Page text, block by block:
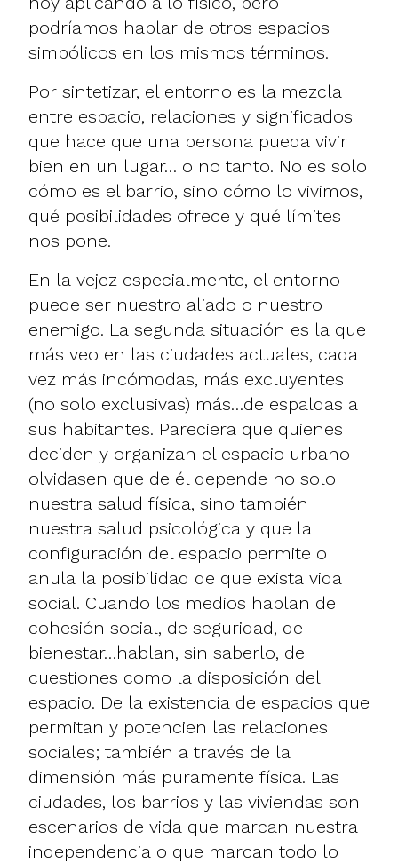
podríamos hablar de otros espacios
simbólicos en los mismos términos.
Por sintetizar, el entorno es la mezcla
entre espacio, relaciones y significados
que hace que una persona pueda vivir
bien en un lugar… o no tanto. No es solo
cómo es el barrio, sino cómo lo vivimos,
qué posibilidades ofrece y qué límites
nos pone.
En la vejez especialmente, el entorno
puede ser nuestro aliado o nuestro
enemigo. La segunda situación es la que
más veo en las ciudades actuales, cada
vez más incómodas, más excluyentes
(no solo exclusivas) más…de espaldas a
sus habitantes. Pareciera que quienes
deciden y organizan el espacio urbano
olvidasen que de él depende no solo
nuestra salud física, sino también
nuestra salud psicológica y que la
configuración del espacio permite o
anula la posibilidad de que exista vida
social. Cuando los medios hablan de
cohesión social, de seguridad, de
bienestar…hablan, sin saberlo, de
cuestiones como la disposición del
espacio. De la existencia de espacios que
permitan y potencien las relaciones
sociales; también a través de la
dimensión más puramente física. Las
ciudades, los barrios y las viviendas son
escenarios de vida que marcan nuestra
independencia o que marcan todo lo